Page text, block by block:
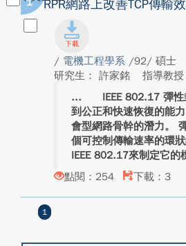
RPR網路上改善TCP傳輸
/ 電機工程學系 /92/ 碩士
研究生： 許家銘
指導教授
IEEE 802.17 彈性
到公正和快速恢復的能
會型網路骨幹的潛力。
個可控制傳輸速率的環
IEEE 802.17來制定它的
點閱：254
下載：3
1